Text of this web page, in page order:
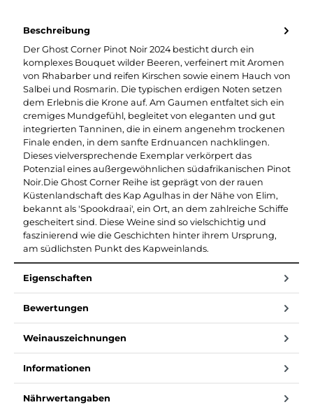
Beschreibung
Der Ghost Corner Pinot Noir 2024 besticht durch ein
komplexes Bouquet wilder Beeren, verfeinert mit Aromen
von Rhabarber und reifen Kirschen sowie einem Hauch von
Salbei und Rosmarin. Die typischen erdigen Noten setzen
dem Erlebnis die Krone auf. Am Gaumen entfaltet sich ein
cremiges Mundgefühl, begleitet von eleganten und gut
integrierten Tanninen, die in einem angenehm trockenen
Finale enden, in dem sanfte Erdnuancen nachklingen.
Dieses vielversprechende Exemplar verkörpert das
Potenzial eines außergewöhnlichen südafrikanischen Pinot
Noir.Die Ghost Corner Reihe ist geprägt von der rauen
Küstenlandschaft des Kap Agulhas in der Nähe von Elim,
bekannt als 'Spookdraai', ein Ort, an dem zahlreiche Schiffe
gescheitert sind. Diese Weine sind so vielschichtig und
faszinierend wie die Geschichten hinter ihrem Ursprung,
am südlichsten Punkt des Kapweinlands.
Eigenschaften
Bewertungen
Weinauszeichnungen
Informationen
Nährwertangaben